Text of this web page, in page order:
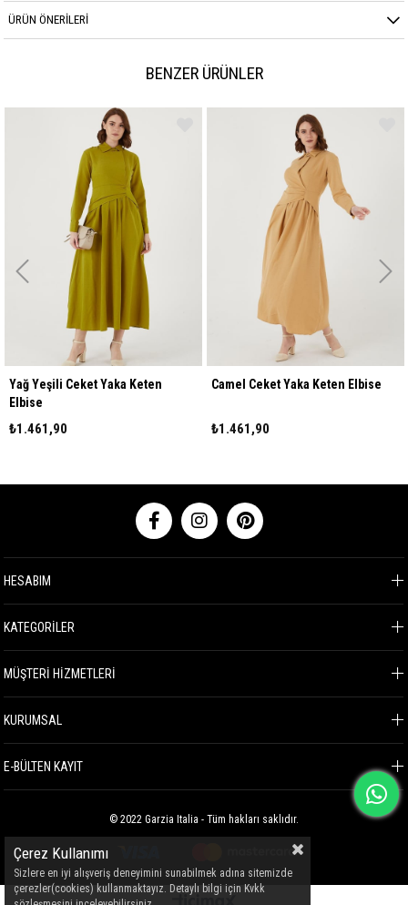
Kumaş Cinsi
ÜRÜN ÖNERILERI
BENZER ÜRÜNLER
Ceket Yaka Keten Camel Ceket Yaka Keten Elbise
₺1.461,90
Bej
HESABIM
KATEGORİLER
MÜŞTERİ HİZMETLERİ
KURUMSAL
E-BÜLTEN KAYIT
© 2022 Garzia Italia - Tüm hakları saklıdır.
Çerez Kullanımı
Sizlere en iyi alışveriş deneyimini sunabilmek adına sitemizde
çerezler(cookies) kullanmaktayız. Detaylı bilgi için Kvkk